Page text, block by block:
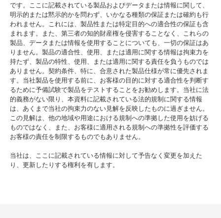
です。ここに記載されている製品およびデータまたは情報に関して、
明示的または黙示的かを問わず、いかなる種類の保証または確約も行
われません。これには、製品性または特定目的への適合性の保証も含
まれます。また、第三者の知的財産権を侵害することなく、これらの
製品、データまたは情報を使用することについても、一切の保証はあ
りません。製品の適合性、使用、または適用に関する情報は拘束力を
持たず、製品の特性、使用、または適用に関する責任を負うものでは
ありません。契約条件、特に、合意された製品仕様が常に優先されま
す。当社製品を使用する前に、お客様の目的に対する適合性を判断す
るために予備試験で製品をテストすることをお勧めします。当社に法
的義務がない限り、本資料に記載されている法的規制に関する情報
は、あくまで当社の拘束力のない見解を反映したものに過ぎません。
この見解は、他の地域や用途における規制への準拠した使用を妨げる
ものではなく、また、お客様に適用される規制への準拠性を評価する
お客様の責任を制限するものでもありません。
当社は、ここに記載されている情報に対して予告なく変更を加えた
り、更新したりする権利を有します。